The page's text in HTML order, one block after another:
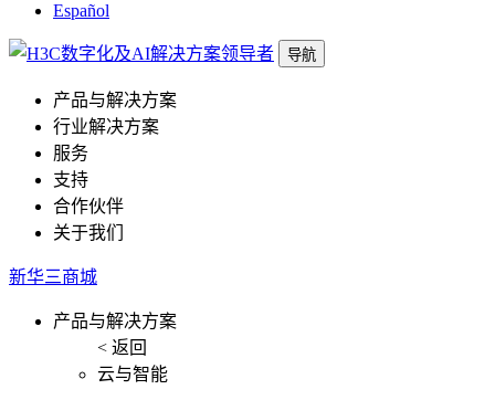
Español
导航
产品与解决方案
行业解决方案
服务
支持
合作伙伴
关于我们
新华三商城
产品与解决方案
< 返回
云与智能